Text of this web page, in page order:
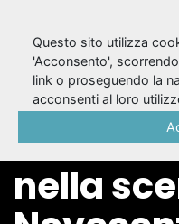
Teatro e
L'"atleta
nella
Questo sito utilizza
'Acconsento',
link o proseguendo la
acconsenti al loro